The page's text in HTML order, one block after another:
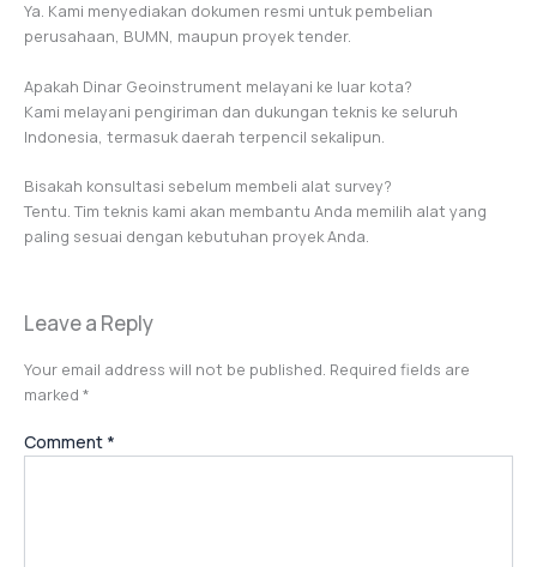
Ya. Kami menyediakan dokumen resmi untuk pembelian
perusahaan, BUMN, maupun proyek tender.
Apakah Dinar Geoinstrument melayani ke luar kota?
Kami melayani pengiriman dan dukungan teknis ke seluruh
Indonesia, termasuk daerah terpencil sekalipun.
Bisakah konsultasi sebelum membeli alat survey?
Tentu. Tim teknis kami akan membantu Anda memilih alat yang
paling sesuai dengan kebutuhan proyek Anda.
Leave a Reply
Your email address will not be published. Required fields are
marked *
Comment *